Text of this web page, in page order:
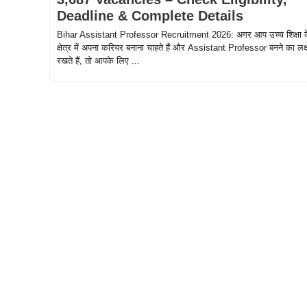
Deadline & Complete Details
Bihar Assistant Professor Recruitment 2026: अगर आप उच्च शिक्षा
क्षेत्र में अपना करियर बनाना चाहते हैं और Assistant Professor बनने का
रखते हैं, तो आपके लिए ...